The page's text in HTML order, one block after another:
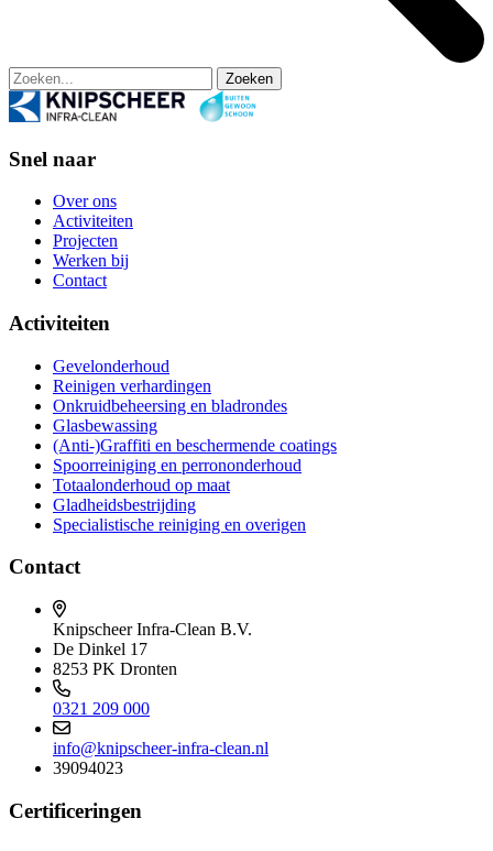
Zoeken
Snel naar
Over ons
Activiteiten
Projecten
Werken bij
Contact
Activiteiten
Gevelonderhoud
Reinigen verhardingen
Onkruidbeheersing en bladrondes
Glasbewassing
(Anti-)Graffiti en beschermende coatings
Spoorreiniging en perrononderhoud
Totaalonderhoud op maat
Gladheidsbestrijding
Specialistische reiniging en overigen
Contact
Knipscheer Infra-Clean B.V.
De Dinkel 17
8253 PK Dronten
0321 209 000
info@knipscheer-infra-clean.nl
39094023
Certificeringen